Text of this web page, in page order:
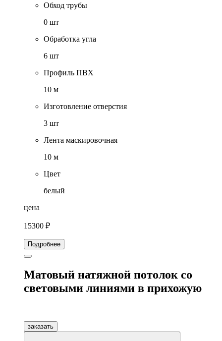
Обход трубы
0 шт
Обработка угла
6 шт
Профиль ПВХ
10 м
Изготовление отверстия
3 шт
Лента маскировочная
10 м
Цвет
белый
цена
15300 ₽
Подробнее
Матовый натяжной потолок со
световыми линиями в прихожую
заказать